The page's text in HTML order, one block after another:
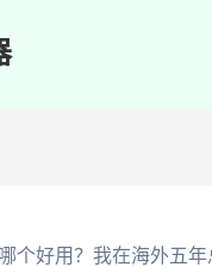
个好用？我在海外五